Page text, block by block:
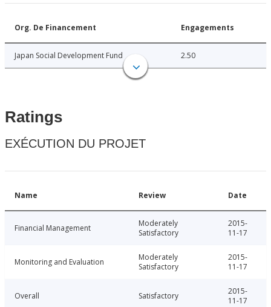
Org. De Financement Engagements
Japan Social Development Fund 2.50
Ratings
EXÉCUTION DU PROJET
Name Review Date
Financial Management
Moderately
Satisfactory
2015-
11-17
Monitoring and Evaluation
Moderately
Satisfactory
2015-
11-17
Overall Satisfactory
2015-
11-17